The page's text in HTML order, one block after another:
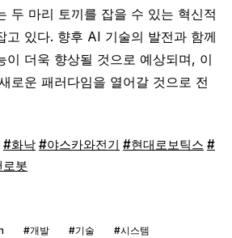
두 마리 토끼를 잡을 수 있는 혁신적
고 있다. 향후 AI 기술의 발전과 함께
이 더욱 향상될 것으로 예상되며, 이
로운 패러다임을 열어갈 것으로 전
#화낙 #야스카와전기 #현대로보틱스 #
봇
#개발 #기술 #시스템